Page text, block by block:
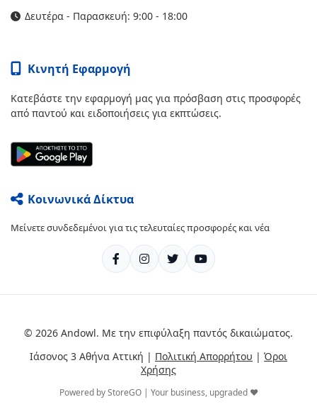
Δευτέρα - Παρασκευή: 9:00 - 18:00
Κινητή Εφαρμογή
Κατεβάστε την εφαρμογή μας για πρόσβαση στις προσφορές
από παντού και ειδοποιήσεις για εκπτώσεις.
Κοινωνικά Δίκτυα
Μείνετε συνδεδεμένοι για τις τελευταίες προσφορές και νέα
© 2026 Andowl. Με την επιφύλαξη παντός δικαιώματος.
Ιάσονος 3 Αθήνα Αττική | Πολιτική Απορρήτου | Όροι
Χρήσης
Powered by StoreGO | Your business, upgraded ❤️